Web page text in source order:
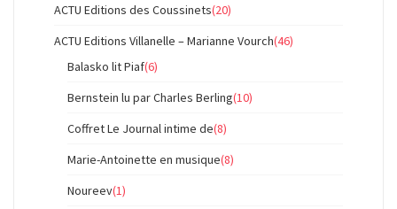
ACTU Editions des Coussinets(20)
ACTU Editions Villanelle – Marianne Vourch(46)
Balasko lit Piaf(6)
Bernstein lu par Charles Berling(10)
Coffret Le Journal intime de(8)
Marie-Antoinette en musique(8)
Noureev(1)